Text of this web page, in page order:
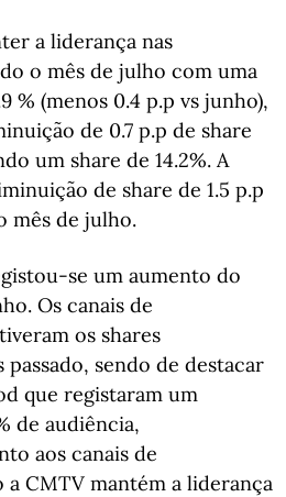
a liderança nas
o mês de julho com uma
% (menos 0.4 p.p vs junho),
de 0.7 p.p de share
um share de 14.2%. A
de share de 1.5 p.p
mês de julho.
se um aumento do
Os canais de
os shares
sendo de destacar
que registaram um
de audiência,
aos canais de
CMTV mantém a liderança